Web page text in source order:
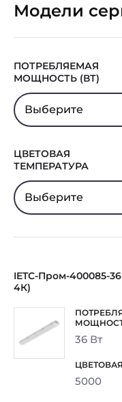
Модели
ПОТРЕБЛЯЕМАЯ
МОЩНОСТЬ (ВТ)
Выберите
ЦВЕТОВАЯ
ТЕМПЕРАТУРА
Выберите
IETC-Пром-400085-
4К)
36 Вт
5000